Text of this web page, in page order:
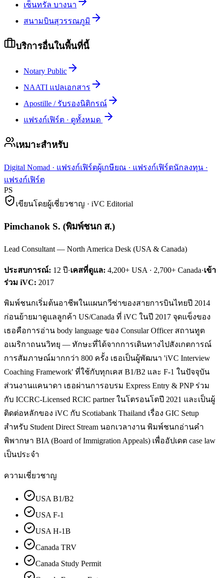
เซ็นทรัล บางนา
สนามบินสุวรรณภูมิ
บริการอื่นในพื้นที่นี้
Notary Public
NAATI แปลเอกสาร
Apostille / รับรองนิติกรณ์
แฟรงก์เฟิร์ต · ดูทั้งหมด
เหมาะสำหรับ
Digital Nomad · แฟรงก์เฟิร์ตผู้เกษียณ · แฟรงก์เฟิร์ตนักลงทุน ·
แฟรงก์เฟิร์ต
PS
เขียนโดยผู้เชี่ยวชาญ · iVC Editorial
Pimchanok S. (พิมพ์ชนก ส.)
Lead Consultant — North America Desk (USA & Canada)
ประสบการณ์: 12 ปี·เคสที่ดูแล: 4,200+ USA · 2,700+ Canada·เข้า
ร่วม iVC: 2017
พิมพ์ชนกเริ่มต้นอาชีพในแผนกวีซ่าของสายการบินไทยปี 2014
ก่อนย้ายมาดูแลลูกค้า US/Canada ที่ iVC ในปี 2017 จุดแข็งของ
เธอคือการอ่าน body language ของ Consular Officer สถานทูต
อเมริกาถนนวิทยุ — ทักษะที่ได้จากการเดินทางไปสังเกตการณ์
การสัมภาษณ์มากกว่า 800 ครั้ง เธอเป็นผู้พัฒนา 'iVC Interview
Coaching Framework' ที่ใช้กับทุกเคส B1/B2 และ F-1 ในปัจจุบัน
ส่วนงานแคนาดา เธอผ่านการอบรม Express Entry & PNP ร่วม
กับ ICCRC-Licensed RCIC partner ในโตรอนโตปี 2021 และเป็นผู้
ติดต่อหลักของ iVC กับ Scotiabank Thailand เรื่อง GIC Setup
สำหรับ Student Direct Stream นอกเวลางาน พิมพ์ชนกอ่านคำ
พิพากษา BIA (Board of Immigration Appeals) เพื่ออัปเดต case law
เป็นประจำ
ความเชี่ยวชาญ
USA B1/B2
USA F-1
USA H-1B
Canada TRV
Canada Study Permit